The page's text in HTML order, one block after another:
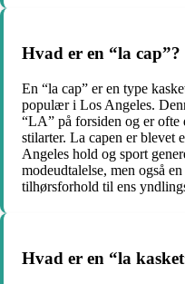
Hvad er en “la cap”?
En “la cap” er en type
populær i Los Angeles.
“LA” på forsiden og er
stilarter. La capen er blevet
Angeles hold og sport
modeudtalelse, men også
tilhørsforhold til ens
Hvad er en “la